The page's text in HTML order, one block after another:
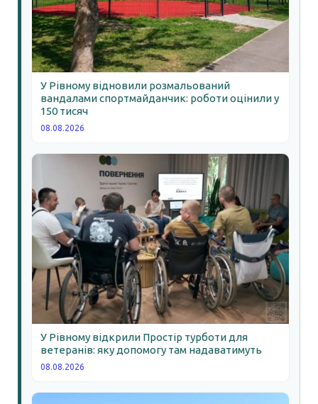
У Рівному відновили розмальований
вандалами спортмайданчик: роботи оцінили у
150 тисяч
08.08.2026
У Рівному відкрили Простір турботи для
ветеранів: яку допомогу там надаватимуть
08.08.2026